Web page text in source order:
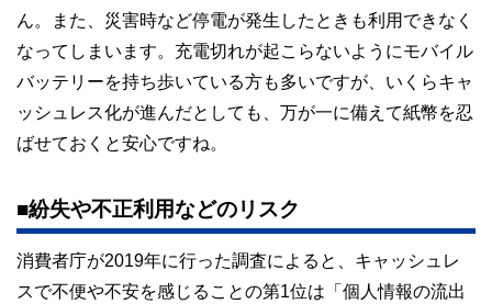
ん。また、災害時など停電が発生したときも利用できなく
なってしまいます。充電切れが起こらないようにモバイル
バッテリーを持ち歩いている方も多いですが、いくらキャ
ッシュレス化が進んだとしても、万が一に備えて紙幣を忍
ばせておくと安心ですね。
■紛失や不正利用などのリスク
消費者庁が2019年に行った調査によると、キャッシュレ
スで不便や不安を感じることの第1位は「個人情報の流出